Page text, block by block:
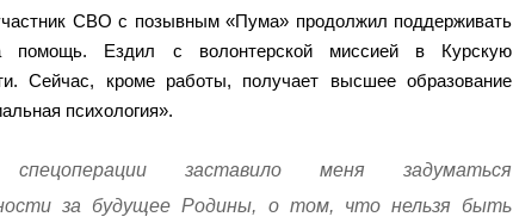
СВО с позывным «Пума» продолжил поддерживать
помощь. Ездил с волонтерской миссией в Курскую
Сейчас, кроме работы, получает высшее образование
психология».
заставило меня задуматься
за будущее Родины, о том, что нельзя быть